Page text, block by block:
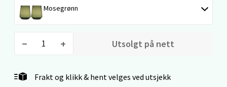
Mosegrønn
Utsolgt på nett
Frakt og klikk & hent velges ved utsjekk
Kristiansand - Markens
Kristiansand